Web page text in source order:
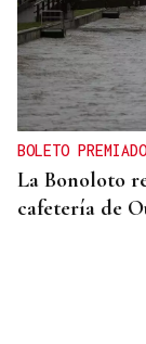
BOLETO PREMIADO
La Bonoloto
cafetería de